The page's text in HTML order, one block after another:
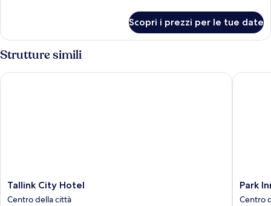
2
singoli
(with
Standard
2
singoli
Scopri i prezzi per le tue date
Strutture simili
Tallink
City
Tallink City Hotel
Centro della città
Tallink City Hotel
Park
Inn
Park
Centro
Park Inn